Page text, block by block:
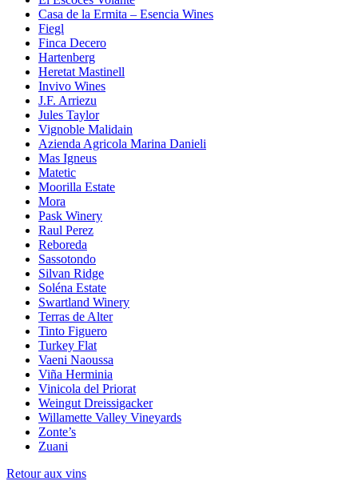
Casa de la Ermita – Esencia Wines
Fiegl
Finca Decero
Hartenberg
Heretat Mastinell
Invivo Wines
J.F. Arriezu
Jules Taylor
Vignoble Malidain
Azienda Agricola Marina Danieli
Mas Igneus
Matetic
Moorilla Estate
Mora
Pask Winery
Raul Perez
Reboreda
Sassotondo
Silvan Ridge
Soléna Estate
Swartland Winery
Terras de Alter
Tinto Figuero
Turkey Flat
Vaeni Naoussa
Viña Herminia
Vinicola del Priorat
Weingut Dreissigacker
Willamette Valley Vineyards
Zonte’s
Zuani
Retour aux vins